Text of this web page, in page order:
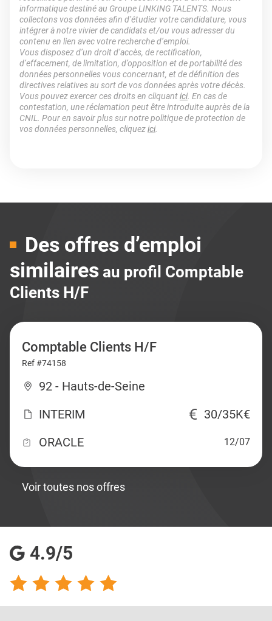
informatique destiné au Groupe LINKING TALENTS. Nous
collectons vos données afin d’étudier votre candidature, vous
intégrer à notre vivier de candidats et/ou vous adresser du
contenu en lien avec votre recherche d’emploi.
Vous disposez d’un droit d’accès, de rectification,
d’effacement, de limitation, d’opposition et de portabilité des
données personnelles vous concernant, et de définition des
directives relatives au sort de vos données après votre décès.
Vous pouvez exercer ces droits en cliquantici. En cas de
contestation, une réclamation peut être introduite auprès de la
CNIL. Pour en savoir plus sur notre politique de protection de
vos données personnelles, cliquezici.
Des offres d’emploi
similaires au profil Comptable
Clients H/F
Comptable Clients H/F
Ref #74158
92 - Hauts-de-Seine
INTERIM
30/35K€
ORACLE
12/07
Voir toutes nos offres
4.9/5